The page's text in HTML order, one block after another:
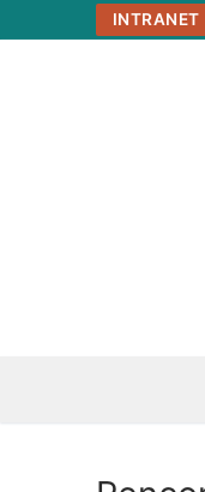
au
INTRANET